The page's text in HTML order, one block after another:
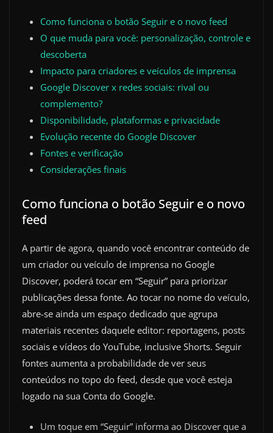
Como funciona o botão Seguir e o novo feed
O que muda para você: personalização, controle e
descoberta
Impacto para criadores e veículos de imprensa
Google Discover x redes sociais: rival ou
complemento?
Disponibilidade, plataformas e privacidade
Evolução recente do Google Discover
Fontes e verificação
Considerações finais
Como funciona o botão Seguir e o novo
feed
A partir de agora, quando você encontrar conteúdo de
um criador ou veículo de imprensa no Google
Discover, poderá tocar em “Seguir” para priorizar
publicações dessa fonte. Ao tocar no nome do veículo,
abre-se ainda um espaço dedicado que agrupa
materiais recentes daquele editor: reportagens, posts
sociais e vídeos do YouTube, inclusive Shorts. Seguir
fontes aumenta a probabilidade de ver seus
conteúdos no topo do feed, desde que você esteja
logado na sua Conta do Google.
Um toque em “Seguir” informa ao Discover que a